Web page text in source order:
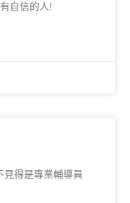
自信的人!
得是專業輔導員